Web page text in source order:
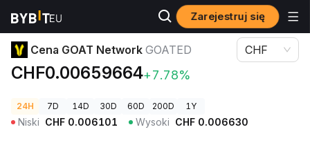
Zarejestruj się
Ceny kryptowalut Cena GOAT Network GOATED
Cena GOAT Network GOATED
CHF0.00659664+7.78%
CHF
24H 7D 14D 30D 60D 200D 1Y
Niski CHF 0.006101 Wysoki CHF 0.006630